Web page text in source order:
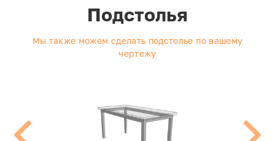
Подстолья
Мы также можем сделать подстолье по вашему
чертежу